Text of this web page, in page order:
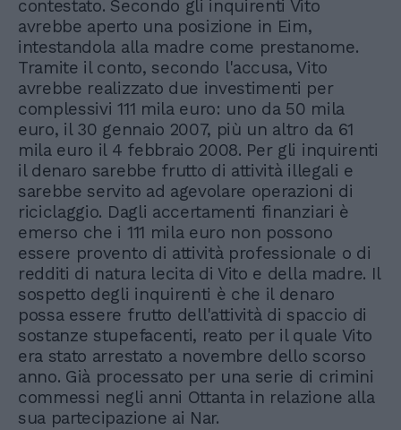
contestato. Secondo gli inquirenti Vito
avrebbe aperto una posizione in Eim,
intestandola alla madre come prestanome.
Tramite il conto, secondo l'accusa, Vito
avrebbe realizzato due investimenti per
complessivi 111 mila euro: uno da 50 mila
euro, il 30 gennaio 2007, più un altro da 61
mila euro il 4 febbraio 2008. Per gli inquirenti
il denaro sarebbe frutto di attività illegali e
sarebbe servito ad agevolare operazioni di
riciclaggio. Dagli accertamenti finanziari è
emerso che i 111 mila euro non possono
essere provento di attività professionale o di
redditi di natura lecita di Vito e della madre. Il
sospetto degli inquirenti è che il denaro
possa essere frutto dell'attività di spaccio di
sostanze stupefacenti, reato per il quale Vito
era stato arrestato a novembre dello scorso
anno. Già processato per una serie di crimini
commessi negli anni Ottanta in relazione alla
sua partecipazione ai Nar.